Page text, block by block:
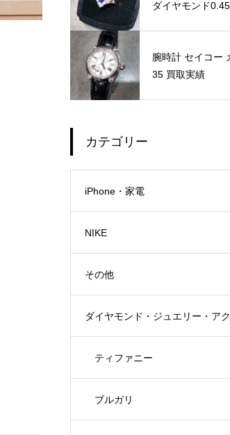
ダイヤモンド
腕時計 セイコー
35 買取実績
カテゴリー
iPhone・家電
NIKE
その他
ダイヤモンド・ジュエリー・ア
ティファニー
ブルガリ